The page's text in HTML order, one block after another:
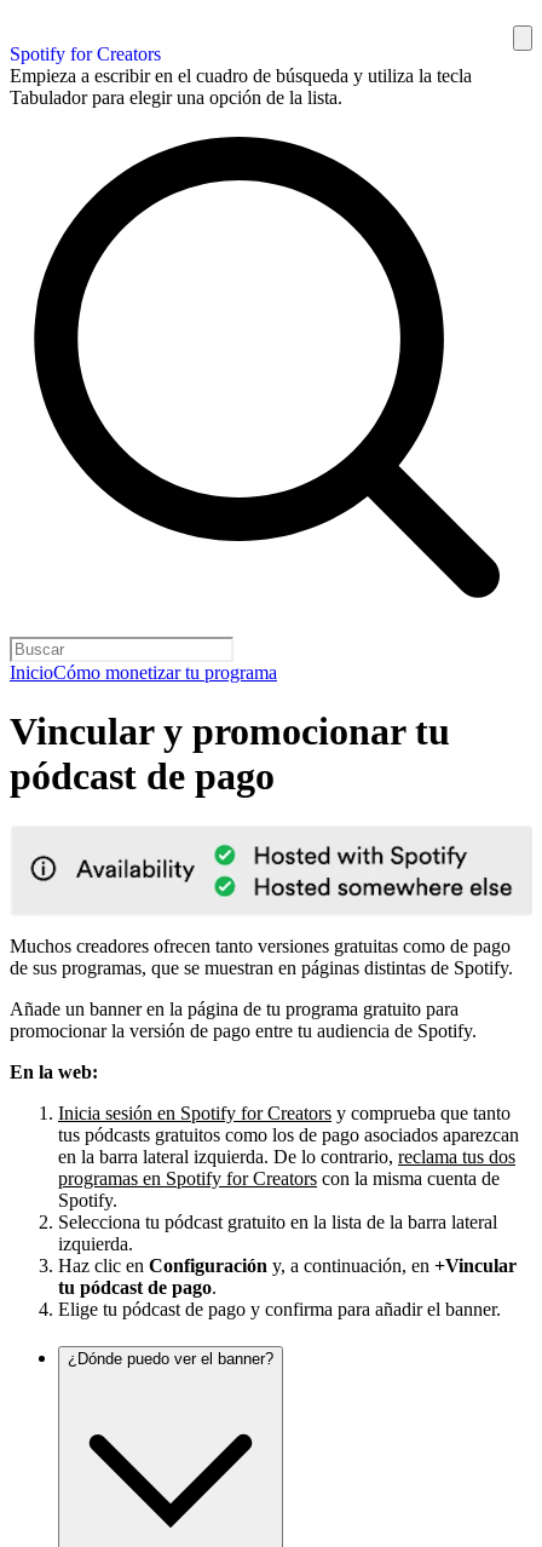
Spotify for Creators
Empieza a escribir en el cuadro de búsqueda y utiliza la tecla
Tabulador para elegir una opción de la lista.
InicioCómo monetizar tu programa
Vincular y promocionar tu
pódcast de pago
Muchos creadores ofrecen tanto versiones gratuitas como de pago
de sus programas, que se muestran en páginas distintas de Spotify.
Añade un banner en la página de tu programa gratuito para
promocionar la versión de pago entre tu audiencia de Spotify.
En la web:
Inicia sesión en Spotify for Creators y comprueba que tanto
tus pódcasts gratuitos como los de pago asociados aparezcan
en la barra lateral izquierda. De lo contrario, reclama tus dos
programas en Spotify for Creators con la misma cuenta de
Spotify.
Selecciona tu pódcast gratuito en la lista de la barra lateral
izquierda.
Haz clic en Configuración y, a continuación, en +Vincular
tu pódcast de pago.
Elige tu pódcast de pago y confirma para añadir el banner.
¿Dónde puedo ver el banner?